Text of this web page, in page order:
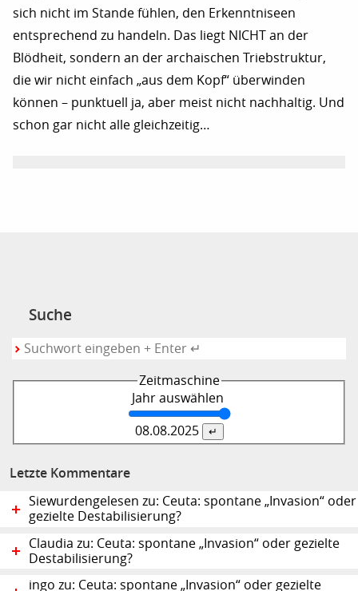
sich nicht im Stande fühlen, den Erkenntniseen
entsprechend zu handeln. Das liegt NICHT an der
Blödheit, sondern an der archaischen Triebstruktur,
die wir nicht einfach „aus dem Kopf“ überwinden
können – punktuell ja, aber meist nicht nachhaltig. Und
schon gar nicht alle gleichzeitig…
Suche
Zeitmaschine
Jahr auswählen
08.08.2025
Letzte Kommentare
Siewurdengelesen zu: Ceuta: spontane „Invasion“ oder
gezielte Destabilisierung?
Claudia zu: Ceuta: spontane „Invasion“ oder gezielte
Destabilisierung?
ingo zu: Ceuta: spontane „Invasion“ oder gezielte